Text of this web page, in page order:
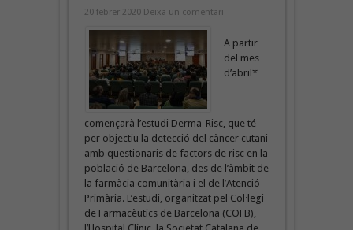
20 febrer 2020 Deixa un comentari
A partir
del mes
d’abril*
començarà l’estudi Derma-Risc, que té
per objectiu la detecció del càncer cutani
amb qüestionaris de factors de risc en la
població de Barcelona, des de l’àmbit de
la farmàcia comunitària i el de l’Atenció
Primària. L’estudi, organitzat pel Col·legi
de Farmacèutics de Barcelona (COFB),